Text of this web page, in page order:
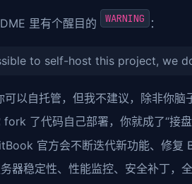
里有个醒目的 WARNING ：
to self-host this project, we
可以自托管，但我不建议，除非你脑
了代码自己部署，你就成了“接
官方会不断迭代新功能、修
器稳定性、性能监控、安全补丁，